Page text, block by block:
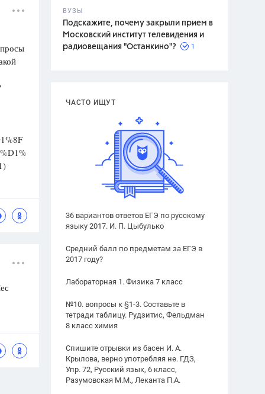
ВУЗЫ
Подскажите, почему закрыли прием в
Московский институт телевидения и
радиовещания "Останкино"?
1
ЧАСТО ИЩУТ
36 вариантов ответов ЕГЭ по русскому
языку 2017. И. П. Цыбулько
Средний балл по предметам за ЕГЭ в
2017 году?
Лабораторная 1. Физика 7 класс
№10. вопросы к §1-3. Составьте в
тетради таблицу. Рудзитис, Фельдман
8 класс химия
Спишите отрывки из басен И. А.
Крылова, верно употребляя не. ГДЗ,
Упр. 72, Русский язык, 6 класс,
Разумовская М.М., Леканта П.А.